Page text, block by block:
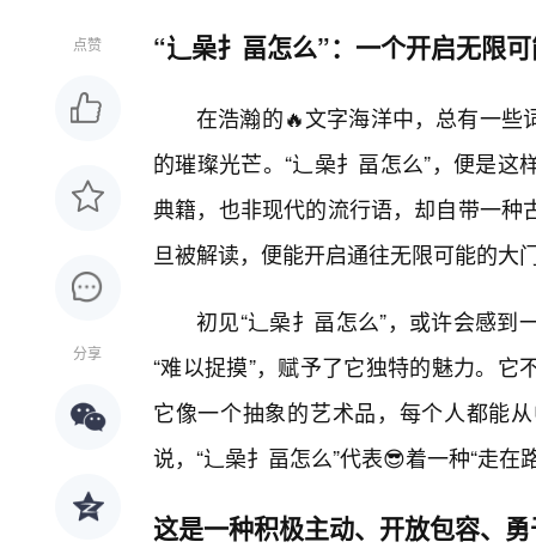
点赞
分享
“辶喿扌畐怎么”：一个开启无限
在浩瀚的🔥文字海洋中，总有一些
的璀璨光芒。“辶喿扌畐怎么”，便是
典籍，也非现代的流行语，却自带一
旦被解读，便能开启通往无限可能的大
初见“辶喿扌畐怎么”，或许会感
“难以捉摸”，赋予了它独特的魅力。
它像一个抽象的艺术品，每个人都能
说，“辶喿扌畐怎么”代表😎着一种“走
这是一种积极主动、开放包容、